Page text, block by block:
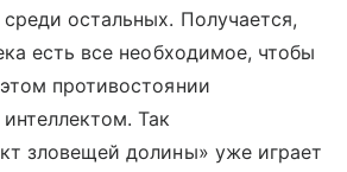
остальных. Получается,
есть все необходимое, чтобы
противостоянии
Так
зловещей долины» уже играет